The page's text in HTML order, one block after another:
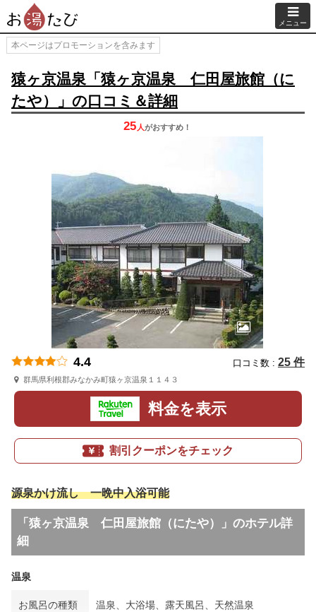
メニュー
本ページはプロモーションを含みます
猿ヶ京温泉「猿ヶ京温泉 仁田屋旅館（に
たや）」の口コミ＆詳細
25 人がおすすめ！
4.4 口コミ数 : 25 件
群馬県利根郡みなかみ町猿ヶ京温泉１１４３
料金を表示
割引クーポンをチェック
源泉かけ流し 一晩中入浴可能
「猿ヶ京温泉 仁田屋旅館（にたや）」のホテル詳
細
温泉
お風呂の種類 温泉、大浴場、露天風呂、天然温泉